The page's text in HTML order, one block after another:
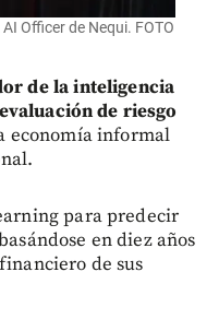
Officer de Nequi. FOTO
de la inteligencia
de riesgo
economía informal
para predecir
en diez años
de sus